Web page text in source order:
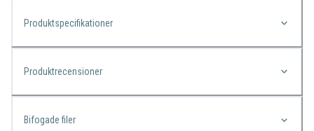
Produktspecifikationer
Produktrecensioner
Bifogade filer